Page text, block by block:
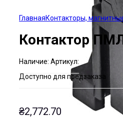
ГлавнаяКонтакторы,
Контактор
Наличие: Артикул:
Доступно для предзаказа
₴2,772.70